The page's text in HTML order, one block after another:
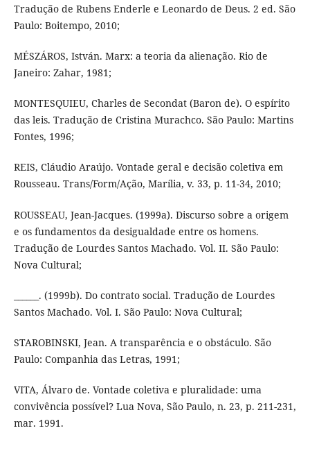
Tradução de Rubens Enderle e Leonardo de Deus. 2 ed. São
Paulo: Boitempo, 2010;
MÉSZÁROS, István. Marx: a teoria da alienação. Rio de
Janeiro: Zahar, 1981;
MONTESQUIEU, Charles de Secondat (Baron de). O espírito
das leis. Tradução de Cristina Murachco. São Paulo: Martins
Fontes, 1996;
REIS, Cláudio Araújo. Vontade geral e decisão coletiva em
Rousseau. Trans/Form/Ação, Marília, v. 33, p. 11-34, 2010;
ROUSSEAU, Jean-Jacques. (1999a). Discurso sobre a origem
e os fundamentos da desigualdade entre os homens.
Tradução de Lourdes Santos Machado. Vol. II. São Paulo:
Nova Cultural;
______. (1999b). Do contrato social. Tradução de Lourdes
Santos Machado. Vol. I. São Paulo: Nova Cultural;
STAROBINSKI, Jean. A transparência e o obstáculo. São
Paulo: Companhia das Letras, 1991;
VITA, Álvaro de. Vontade coletiva e pluralidade: uma
convivência possível? Lua Nova, São Paulo, n. 23, p. 211-231,
mar. 1991.